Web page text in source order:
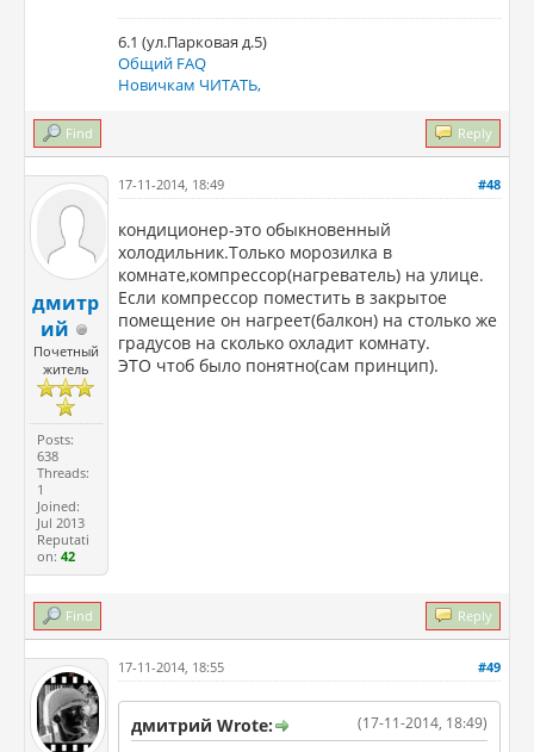
6.1 (ул.Парковая д.5)
Общий FAQ
Новичкам ЧИТАТЬ,
Find Reply
дмитр
ий
Почетный
житель
Posts:
638
Threads:
1
Joined:
Jul 2013
Reputati
on:42
#48
17-11-2014, 18:49
кондиционер-это обыкновенный
холодильник.Только морозилка в
комнате,компрессор(нагреватель) на улице.
Если компрессор поместить в закрытое
помещение он нагреет(балкон) на столько же
градусов на сколько охладит комнату.
ЭТО чтоб было понятно(сам принцип).
Find Reply
#49
17-11-2014, 18:55
(17-11-2014, 18:49)
дмитрий Wrote: